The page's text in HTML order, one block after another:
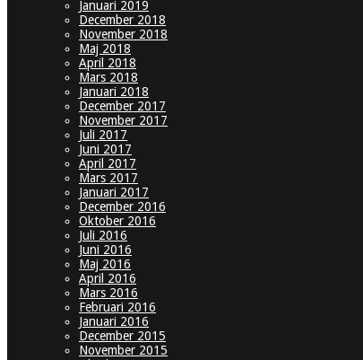
Januari 2019
December 2018
November 2018
Maj 2018
April 2018
Mars 2018
Januari 2018
December 2017
November 2017
Juli 2017
Juni 2017
April 2017
Mars 2017
Januari 2017
December 2016
Oktober 2016
Juli 2016
Juni 2016
Maj 2016
April 2016
Mars 2016
Februari 2016
Januari 2016
December 2015
November 2015